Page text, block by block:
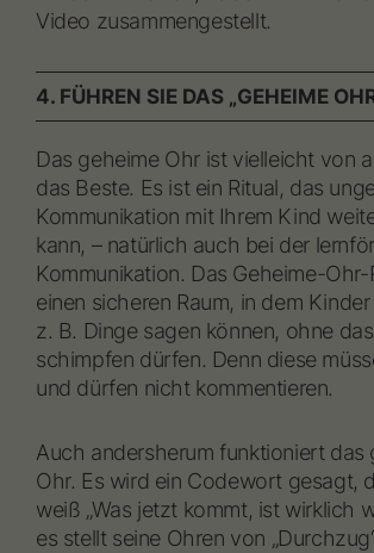
Video zusammengestellt.
4. FÜHREN SIE DAS „GEHEIME
Das geheime Ohr ist vielleicht von
das Beste. Es ist ein Ritual, das
Kommunikation mit Ihrem Kind
kann, – natürlich auch bei der
Kommunikation. Das Geheime-
einen sicheren Raum, in dem
z. B. Dinge sagen können, ohne
schimpfen dürfen. Denn diese
und dürfen nicht kommentieren.
Auch andersherum funktioniert das
Ohr. Es wird ein Codewort gesagt,
weiß „Was jetzt kommt, ist wirklich
es stellt seine Ohren von